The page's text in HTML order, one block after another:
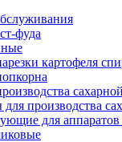
фуда
картофеля
производства
для аппаратов